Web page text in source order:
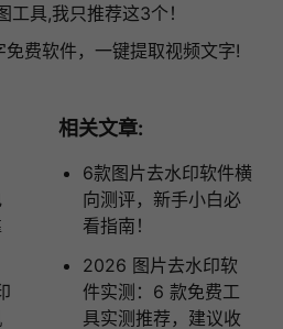
工具,我只推荐这3个！
费软件，一键提取视频文字!
相关文章:
6款图片去水印软件横
向测评，新手小白必
看指南！
2026 图片去水印软
件实测：6 款免费工
具实测推荐，建议收